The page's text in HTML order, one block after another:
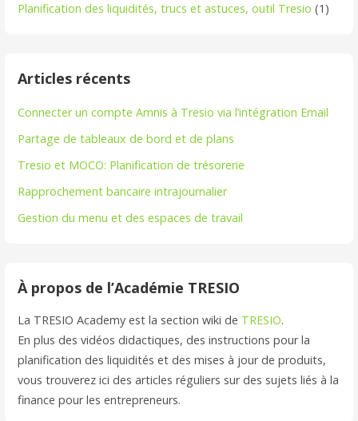
Planification des liquidités, trucs et astuces, outil Tresio (1)
Articles récents
Connecter un compte Amnis à Tresio via l’intégration Email
Partage de tableaux de bord et de plans
Tresio et MOCO: Planification de trésorerie
Rapprochement bancaire intrajournalier
Gestion du menu et des espaces de travail
À propos de l’Académie TRESIO
La TRESIO Academy est la section wiki de TRESIO.
En plus des vidéos didactiques, des instructions pour la
planification des liquidités et des mises à jour de produits,
vous trouverez ici des articles réguliers sur des sujets liés à la
finance pour les entrepreneurs.